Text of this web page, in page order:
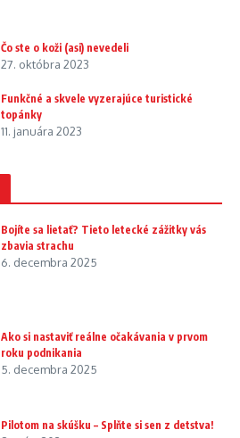
Čo ste o koži (asi) nevedeli
27. októbra 2023
Funkčné a skvele vyzerajúce turistické
topánky
11. januára 2023
Bojíte sa lietať? Tieto letecké zážitky vás
zbavia strachu
6. decembra 2025
Ako si nastaviť reálne očakávania v prvom
roku podnikania
5. decembra 2025
Pilotom na skúšku – Splňte si sen z detstva!